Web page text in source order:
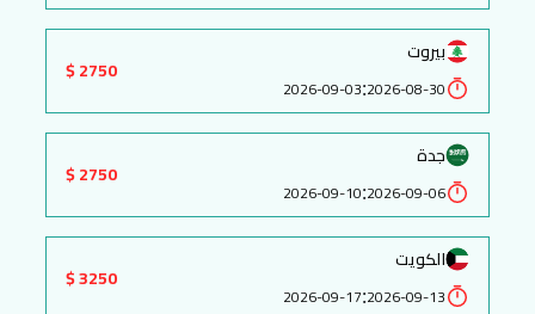
بيروت
2026-08-30
:
2026-09-03
2750 $
جدة
2026-09-06
:
2026-09-10
2750 $
الكويت
2026-09-13
:
2026-09-17
3250 $